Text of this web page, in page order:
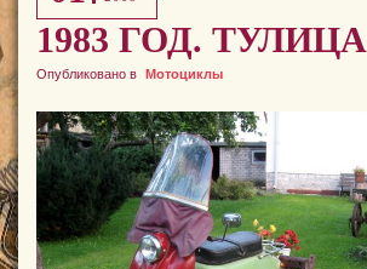
1983 ГОД. ТУЛИЦА
Опубликовано в Мотоциклы